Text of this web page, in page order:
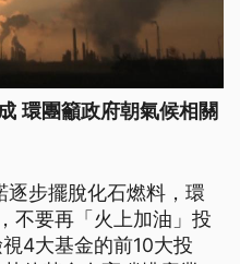
環團籲政府朝氣候相關
步擺脫化石燃料，環
不要再「火上加油」投
4大基金的前10大投